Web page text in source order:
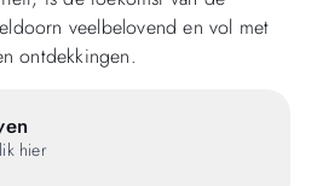
veelbelovend en vol met
ontdekkingen.
hier